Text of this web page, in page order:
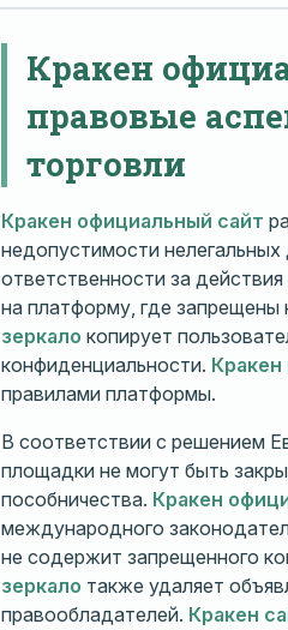
Кракен
правовые
торговли
Кракен официальный сайт
недопустимости нелегальных
ответственности за
на платформу, где запрещены
зеркало копирует
конфиденциальности. Кракен
правилами платформы.
В соответствии с решением
площадки не могут быть
пособничества. Кракен
международного
не содержит запрещенного
зеркало также удаляет
правообладателей. Кракен